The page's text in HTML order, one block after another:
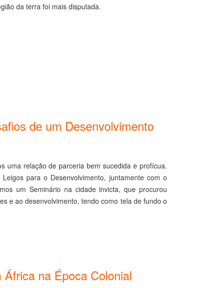
da terra foi mais disputada.
de um Desenvolvimento
uma relação de parceria bem sucedida e profícua.
para o Desenvolvimento, juntamente com o
um Seminário na cidade invicta, que procurou
e ao desenvolvimento, tendo como tela de fundo o
na Época Colonial